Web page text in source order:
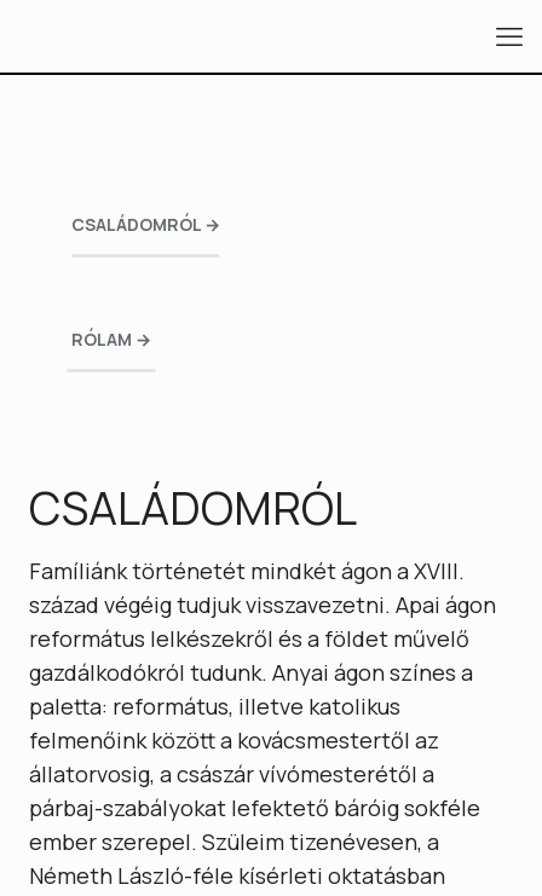
CSALÁDOMRÓL →
RÓLAM →
CSALÁDOMRÓL
Famíliánk történetét mindkét ágon a XVIII.
század végéig tudjuk visszavezetni. Apai ágon
református lelkészekről és a földet művelő
gazdálkodókról tudunk. Anyai ágon színes a
paletta: református, illetve katolikus
felmenőink között a kovácsmestertől az
állatorvosig, a császár vívómesterétől a
párbaj-szabályokat lefektető báróig sokféle
ember szerepel. Szüleim tizenévesen, a
Németh László-féle kísérleti oktatásban